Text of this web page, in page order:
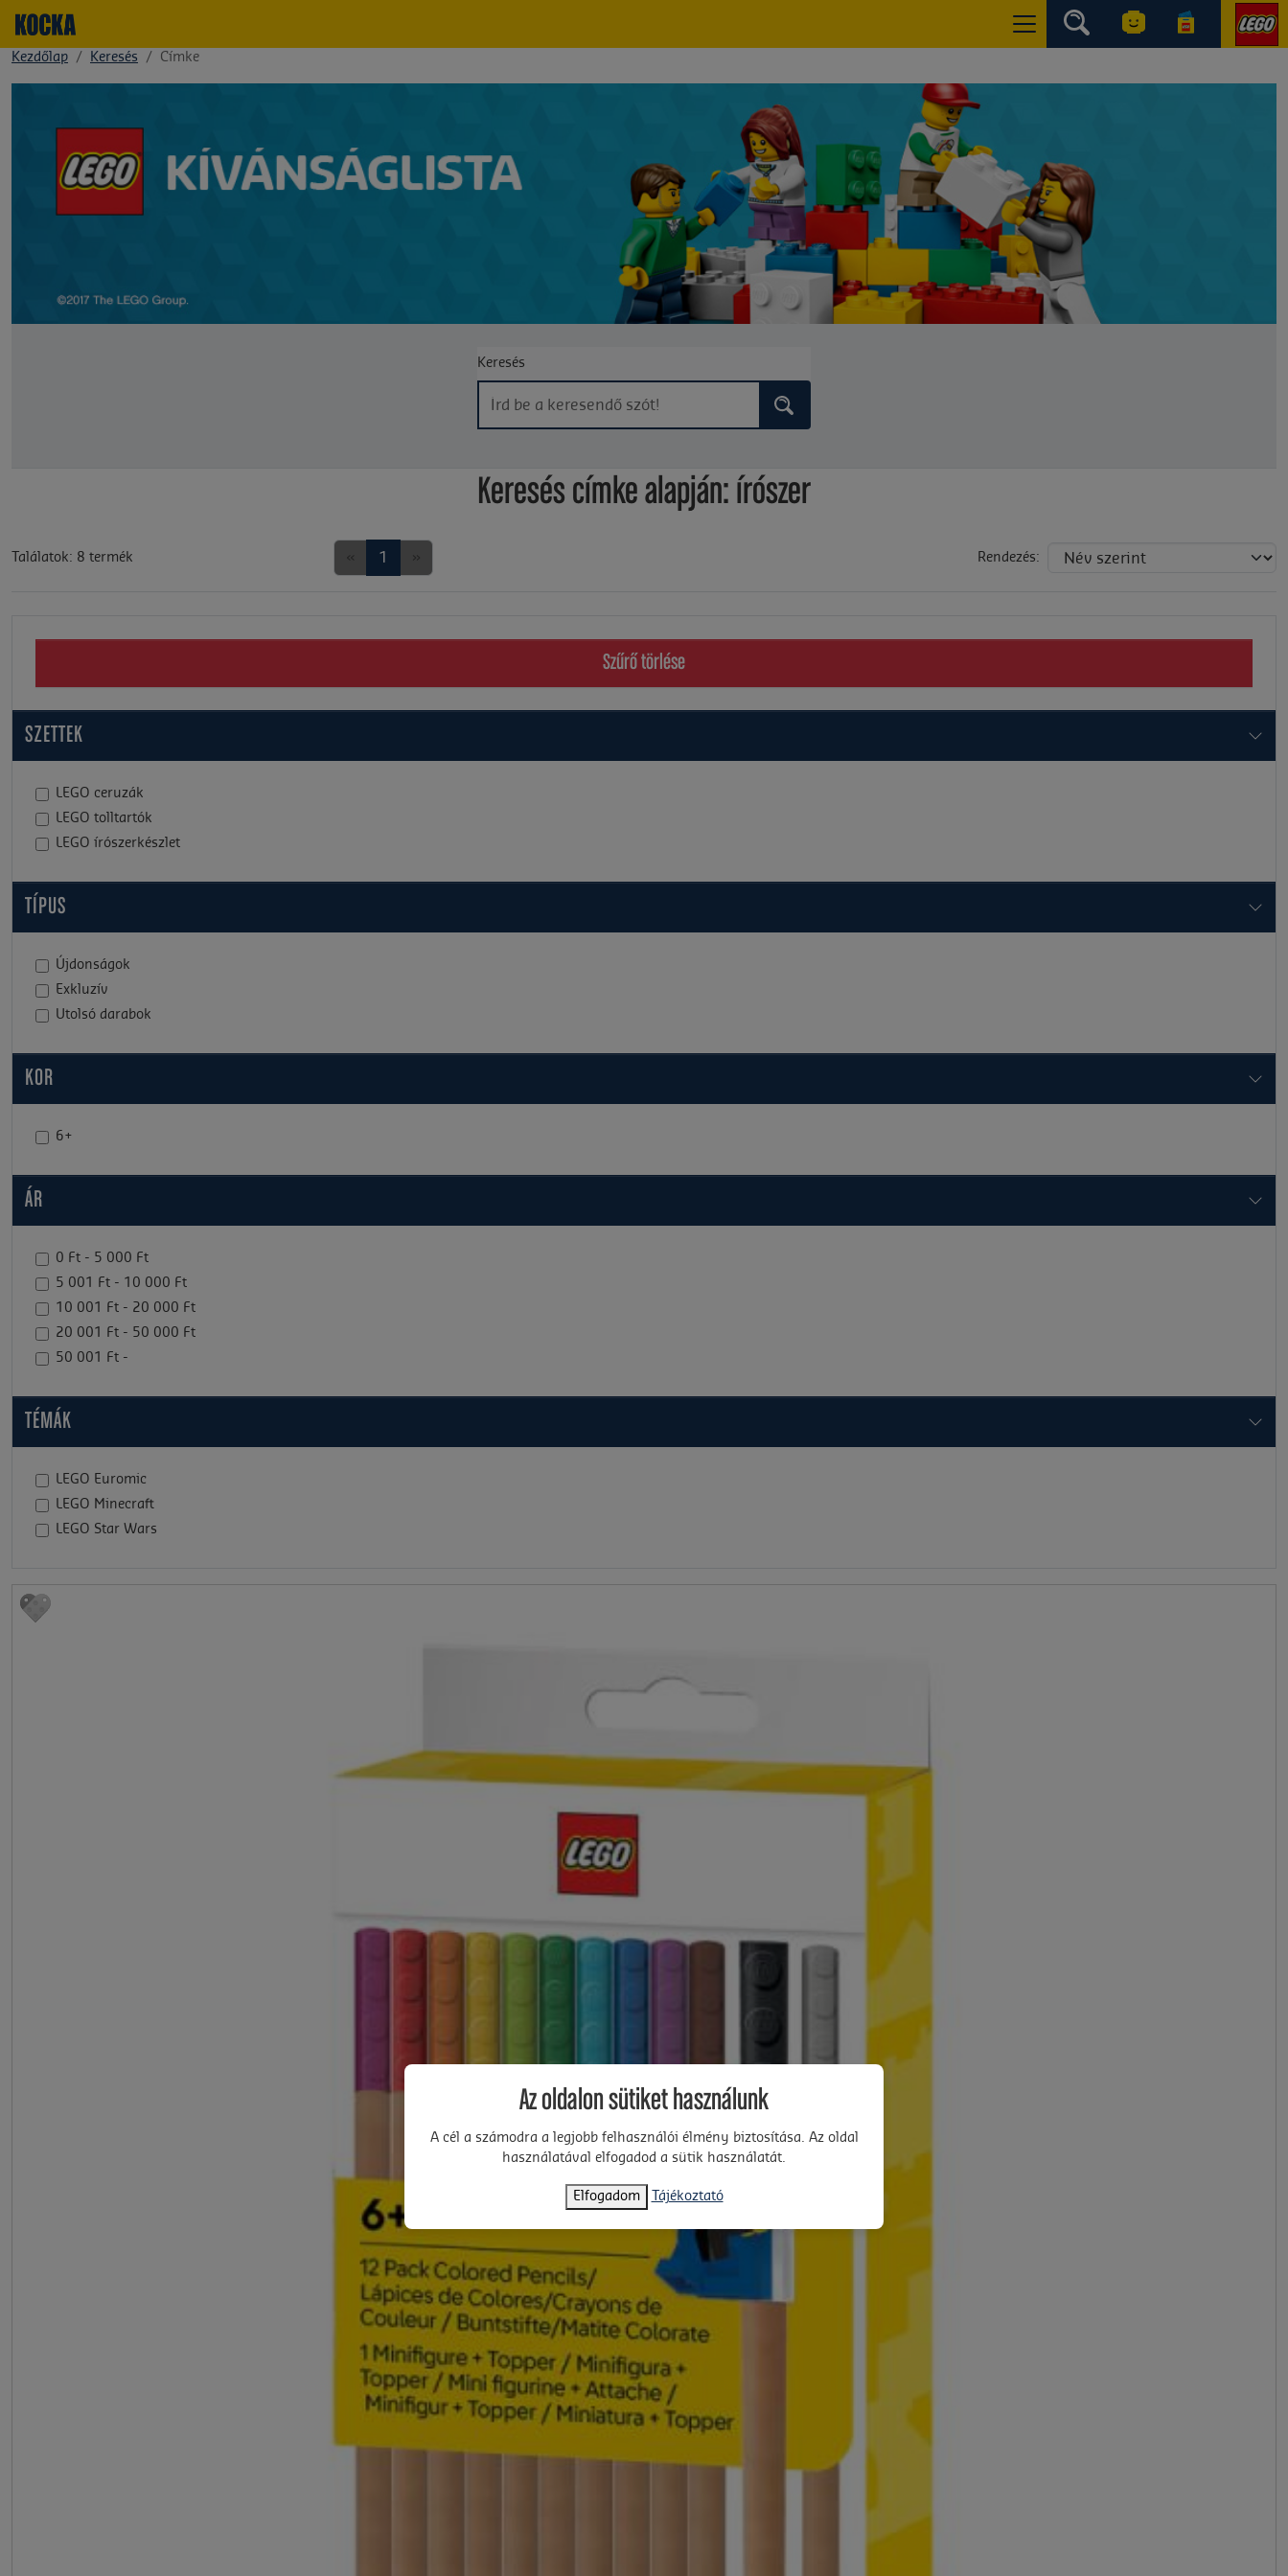
Kezdőlap Keresés Címke
Keresés
Keresés címke alapján: írószer
Találatok: 8 termék 1 Rendezés:
Szűrő törlése
SZETTEK
LEGO ceruzák
LEGO tolltartók
LEGO írószerkészlet
TÍPUS
Újdonságok
Exkluzív
Utolsó darabok
KOR
6+
ÁR
0 Ft - 5 000 Ft
5 001 Ft - 10 000 Ft
10 001 Ft - 20 000 Ft
20 001 Ft - 50 000 Ft
50 001 Ft -
TÉMÁK
LEGO Euromic
LEGO Minecraft
LEGO Star Wars
Az oldalon sütiket használunk
A cél a számodra a legjobb felhasználói élmény biztosítása. Az oldal
használatával elfogadod a sütik használatát.
Elfogadom Tájékoztató